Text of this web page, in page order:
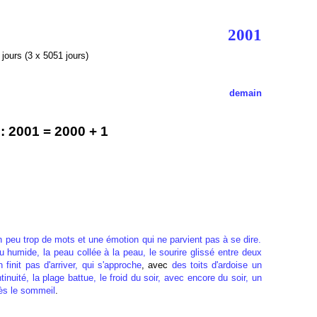
2001
(3 x 5051 jours)
demain
= 2000 + 1
peu trop de mots et une émotion qui ne parvient pas à se dire.
humide, la peau collée à la peau, le sourire glissé entre deux
finit pas d'arriver, qui s'approche, avec des toits d'ardoise un
la plage battue, le froid du soir, avec encore du soir, un
le sommeil .